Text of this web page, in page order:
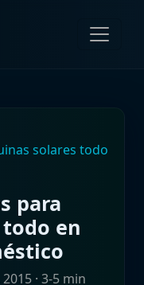
solares todo
para
en
2015 · 3-5 min